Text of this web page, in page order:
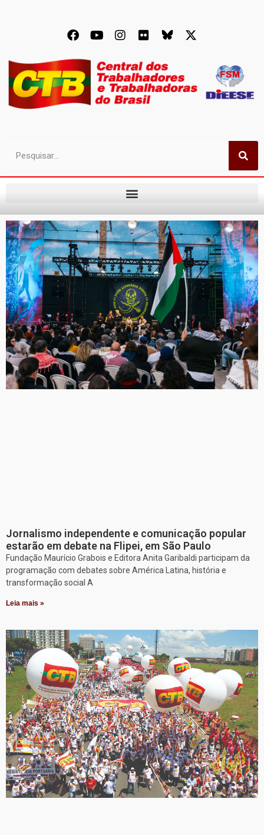
Jornalismo independente e comunicação popular
estarão em debate na Flipei, em São Paulo
Fundação Maurício Grabois e Editora Anita Garibaldi participam da
programação com debates sobre América Latina, história e
transformação social A
Leia mais »